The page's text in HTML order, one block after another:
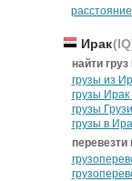
Ирак
найти груз
грузы из
грузы Ирак
грузы
грузы в
перевезти